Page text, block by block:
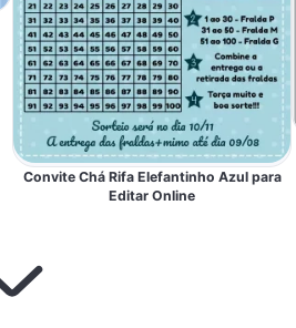
Convite Chá Rifa Elefantinho Azul para
Editar Online